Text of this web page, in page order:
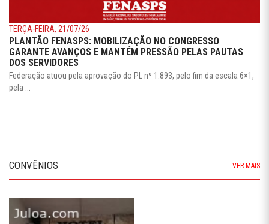
TERÇA-FEIRA, 21/07/26
PLANTÃO FENASPS: MOBILIZAÇÃO NO CONGRESSO
GARANTE AVANÇOS E MANTÉM PRESSÃO PELAS PAUTAS
DOS SERVIDORES
Federação atuou pela aprovação do PL nº 1.893, pelo fim da escala 6×1,
pela ...
CONVÊNIOS VER MAIS